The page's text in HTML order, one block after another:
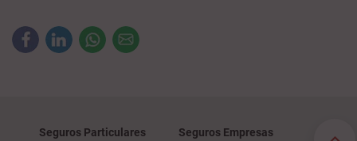
Seguros Particulares
Seguros Empresas